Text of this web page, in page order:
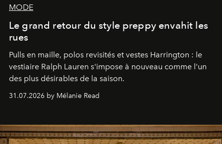
MODE
Le grand retour du style preppy envahit les
rues
Pulls en maille, polos revisités et vestes Harrington : le
vestiaire Ralph Lauren s'impose à nouveau comme l'un
des plus désirables de la saison.
31.07.2026 by Mélanie Read